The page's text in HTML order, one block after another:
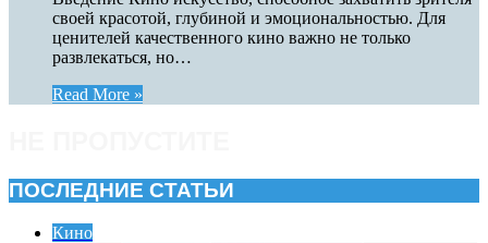
своей красотой, глубиной и эмоциональностью. Для
ценителей качественного кино важно не только
развлекаться, но…
Read More »
ПОСЛЕДНИЕ СТАТЬИ
Кино